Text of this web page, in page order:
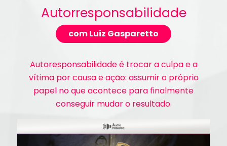
Autorresponsabilidade
com Luiz Gasparetto
Autoresponsabilidade é trocar a culpa e a
vítima por causa e ação: assumir o próprio
papel no que acontece para finalmente
conseguir mudar o resultado.